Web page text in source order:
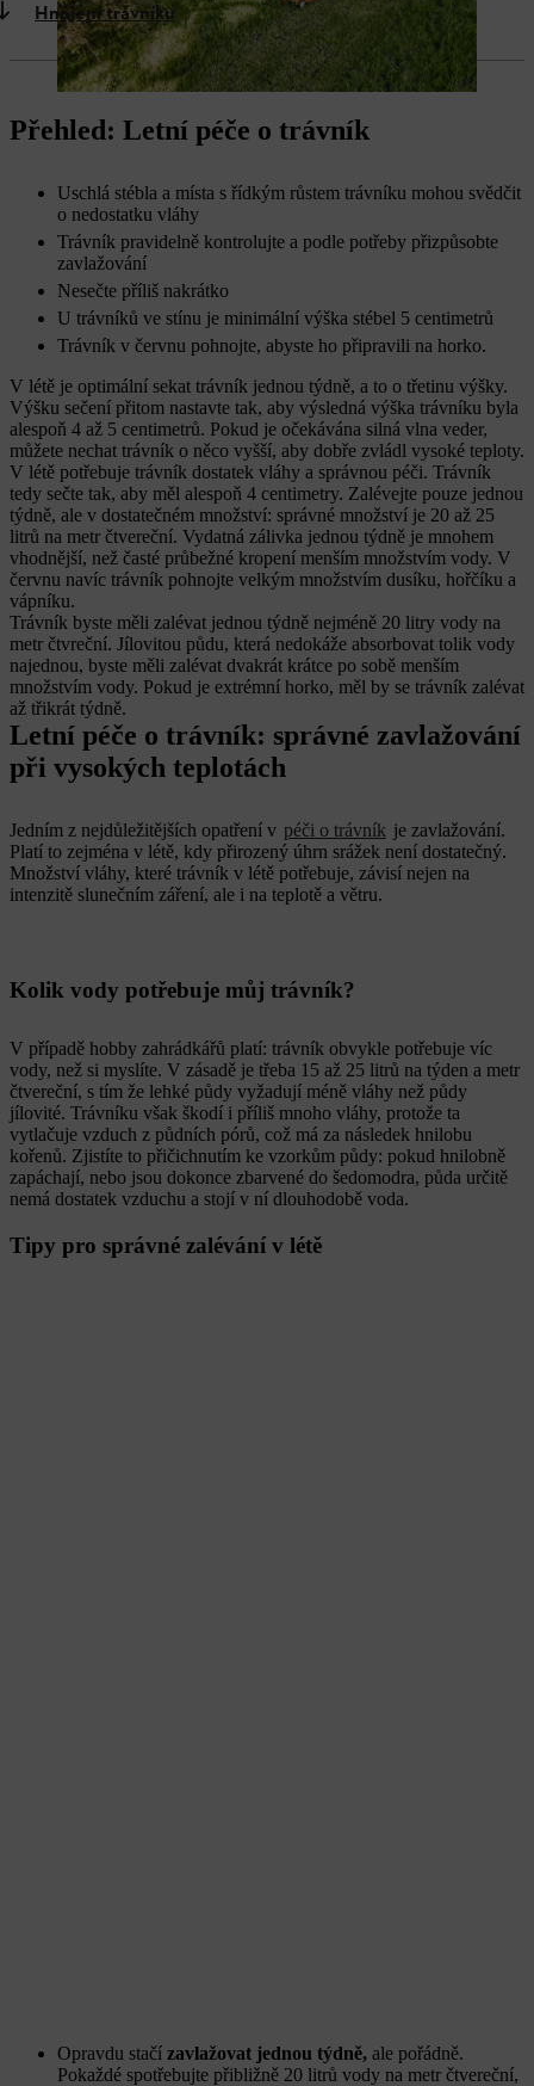
Hnojení trávníku
Přehled: Letní péče o trávník
Uschlá stébla a místa s řídkým růstem trávníku mohou svědčit
o nedostatku vláhy
Trávník pravidelně kontrolujte a podle potřeby přizpůsobte
zavlažování
Nesečte příliš nakrátko
U trávníků ve stínu je minimální výška stébel 5 centimetrů
Trávník v červnu pohnojte, abyste ho připravili na horko.
V létě je optimální sekat trávník jednou týdně, a to o třetinu výšky.
Výšku sečení přitom nastavte tak, aby výsledná výška trávníku byla
alespoň 4 až 5 centimetrů. Pokud je očekávána silná vlna veder,
můžete nechat trávník o něco vyšší, aby dobře zvládl vysoké teploty.
V létě potřebuje trávník dostatek vláhy a správnou péči. Trávník
tedy sečte tak, aby měl alespoň 4 centimetry. Zalévejte pouze jednou
týdně, ale v dostatečném množství: správné množství je 20 až 25
litrů na metr čtvereční. Vydatná zálivka jednou týdně je mnohem
vhodnější, než časté průbežné kropení menším množstvím vody. V
červnu navíc trávník pohnojte velkým množstvím dusíku, hořčíku a
vápníku.
Trávník byste měli zalévat jednou týdně nejméně 20 litry vody na
metr čtvreční. Jílovitou půdu, která nedokáže absorbovat tolik vody
najednou, byste měli zalévat dvakrát krátce po sobě menším
množstvím vody. Pokud je extrémní horko, měl by se trávník zalévat
až třikrát týdně.
Letní péče o trávník: správné zavlažování
při vysokých teplotách
Jedním z nejdůležitějších opatření v péči o trávník je zavlažování.
Platí to zejména v létě, kdy přirozený úhrn srážek není dostatečný.
Množství vláhy, které trávník v létě potřebuje, závisí nejen na
intenzitě slunečním záření, ale i na teplotě a větru.
Kolik vody potřebuje můj trávník?
V případě hobby zahrádkářů platí: trávník obvykle potřebuje víc
vody, než si myslíte. V zásadě je třeba 15 až 25 litrů na týden a metr
čtvereční, s tím že lehké půdy vyžadují méně vláhy než půdy
jílovité. Trávníku však škodí i příliš mnoho vláhy, protože ta
vytlačuje vzduch z půdních pórů, což má za následek hnilobu
kořenů. Zjistíte to přičichnutím ke vzorkům půdy: pokud hnilobně
zapáchají, nebo jsou dokonce zbarvené do šedomodra, půda určitě
nemá dostatek vzduchu a stojí v ní dlouhodobě voda.
Tipy pro správné zalévání v létě
Opravdu stačí zavlažovat jednou týdně, ale pořádně.
Pokaždé spotřebujte přibližně 20 litrů vody na metr čtvereční,